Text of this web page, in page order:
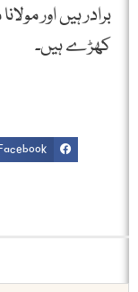
برادر ہیں اور
کھڑے ہیں۔